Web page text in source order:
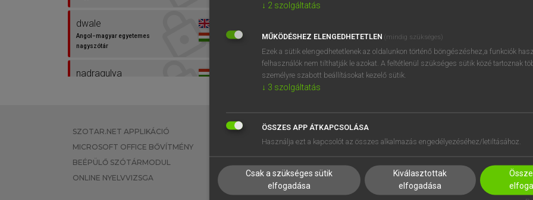
dwale
Angol−magyar egyetemes
nagyszótár
nadragulya
Magyar−angol szótár
nightshade
Angol−magyar egyetemes
SZOTAR.NET APPLIKÁCIÓ
MICROSOFT OFFICE BŐVÍTMÉNY
BEÉPÜLŐ SZÓTÁRMODUL
ONLINE NYELVVIZSGA
EGYÉNI FELHASZNÁLÓKNAK
TANULÓKNAK
VÁLLALATI MEGOLDÁSOK
SÚGÓ
RÓLUNK
SÜTI BEÁLLÍTÁSOK
↓ 2 szolgáltatás
MŰKÖDÉSHEZ ELENGEDHETETLEN (mindig szükséges)
Ezek a sütik elengedhetetlenek az oldalunkon történő böngészéshez,a funkciók
felhasználók nem tilthatják le azokat. A feltétlenül szükséges sütik közé tartoznak
személyre szabott beállításokat kezelő sütik.
↓ 3 szolgáltatás
ÖSSZES APP ÁTKAPCSOLÁSA
Használja ezt a kapcsolót az összes alkalmazás engedélyezéséhez/letiltásához.
Csak a szükséges sütik
elfogadása
Kiválasztottak
elfogadása